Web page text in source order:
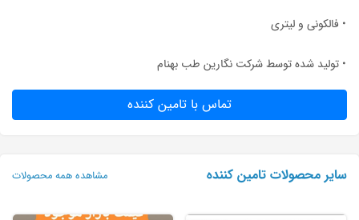
• فالکونی و لیتری
• تولید شده توسط شرکت نگارین طب بهنام
تماس با تامین کننده
سایر محصولات تامین کننده مشاهده همه محصولات